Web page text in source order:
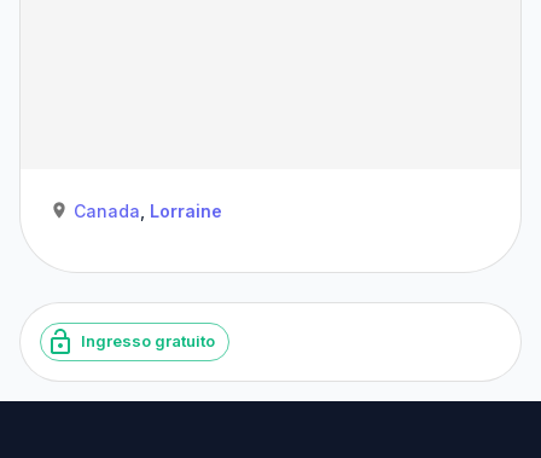
Canada Lorraine
Ingresso gratuito